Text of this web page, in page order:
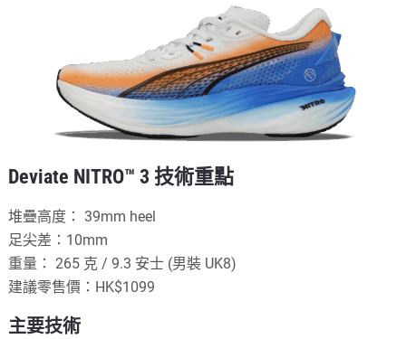
Deviate NITRO™ 3 技術重點
堆疊高度： 39mm heel
足尖差：10mm
重量： 265 克 / 9.3 安士 (男裝 UK8)
建議零售價：HK$1099
主要技術